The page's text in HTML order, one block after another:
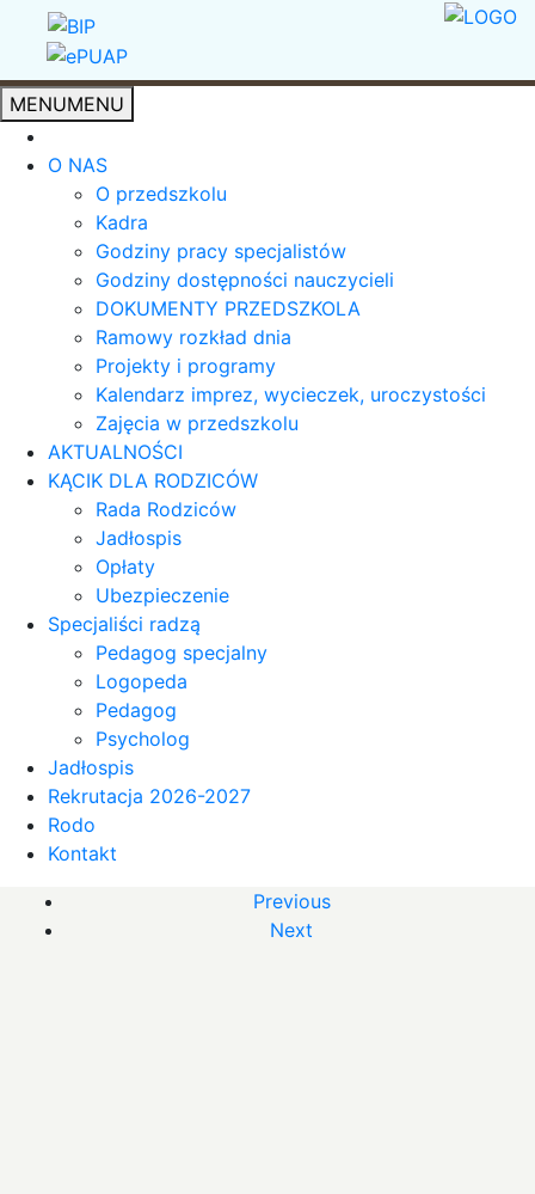
MENUMENU
O NAS
O przedszkolu
Kadra
Godziny pracy specjalistów
Godziny dostępności nauczycieli
DOKUMENTY PRZEDSZKOLA
Ramowy rozkład dnia
Projekty i programy
Kalendarz imprez, wycieczek, uroczystości
Zajęcia w przedszkolu
AKTUALNOŚCI
KĄCIK DLA RODZICÓW
Rada Rodziców
Jadłospis
Opłaty
Ubezpieczenie
Specjaliści radzą
Pedagog specjalny
Logopeda
Pedagog
Psycholog
Jadłospis
Rekrutacja 2026-2027
Rodo
Kontakt
Previous
Next